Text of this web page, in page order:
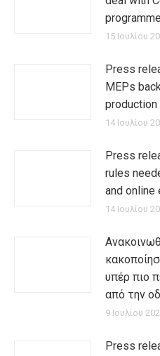
programme
15 Ιουλίου
Press
MEPs
production
14 Ιουλίου
Press
rules
and online
14 Ιουλίου
υπέρ πιο
από την
9 Ιουλίου
Press